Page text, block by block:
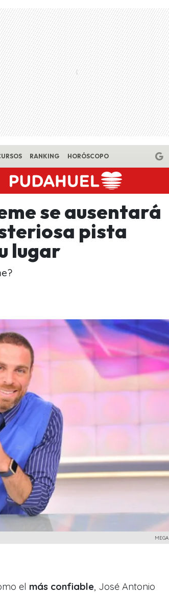
RANKING HORÓSCOPO
se ausentará
pista
lugar
MEGA
el más confiable , José Antonio